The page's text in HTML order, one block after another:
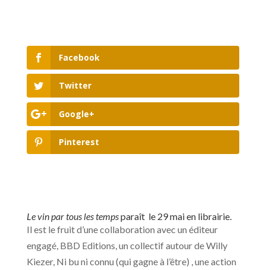
Facebook
Twitter
Google+
Pinterest
Le vin par tous les tempsparaît le 29 mai en librairie.
Il est le fruit d’une collaboration avec un éditeur
engagé, BBD Editions, un collectif autour de Willy
Kiezer, Ni bu ni connu (qui gagne à l’être) , une action